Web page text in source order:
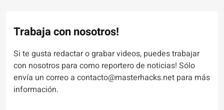
Trabaja con nosotros!
Si te gusta redactar o grabar videos, puedes trabajar
con nosotros para como reportero de noticias! Sólo
envía un correo a contacto@masterhacks.net para más
información.